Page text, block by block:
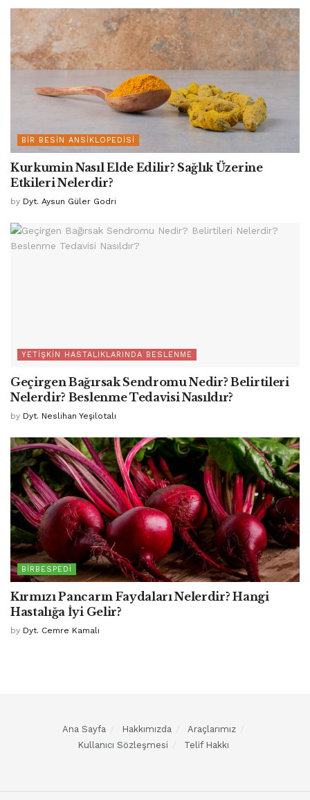
BIR BESIN ANSIKLOPEDISI
Kurkumin Nasıl Elde Edilir? Sağlık Üzerine
Etkileri Nelerdir?
by Dyt. Aysun Güler Godri
YETIŞKIN HASTALIKLARINDA BESLENME
Geçirgen Bağırsak Sendromu Nedir? Belirtileri
Nelerdir? Beslenme Tedavisi Nasıldır?
by Dyt. Neslihan Yeşilotalı
BIRBESPEDI
Kırmızı Pancarın Faydaları Nelerdir? Hangi
Hastalığa İyi Gelir?
by Dyt. Cemre Kamalı
Ana Sayfa Hakkımızda
Araçlarımız
Kullanıcı Sözleşmesi
Telif Hakkı